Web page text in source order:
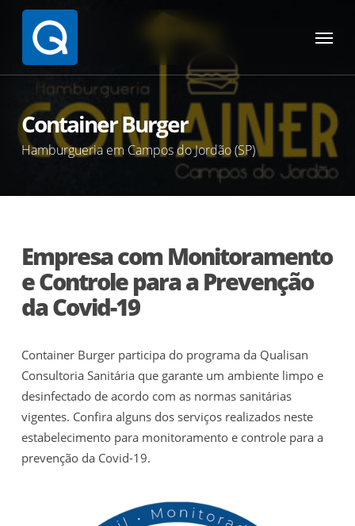
content
Menu
Container Burger
Hamburgueria em Campos do Jordão (SP)
Empresa com Monitoramento
e Controle para a Prevenção
da Covid-19
Container Burger participa do programa da Qualisan
Consultoria Sanitária que garante um ambiente limpo e
desinfectado de acordo com as normas sanitárias
vigentes. Confira alguns dos serviços realizados neste
estabelecimento para monitoramento e controle para a
prevenção da Covid-19.